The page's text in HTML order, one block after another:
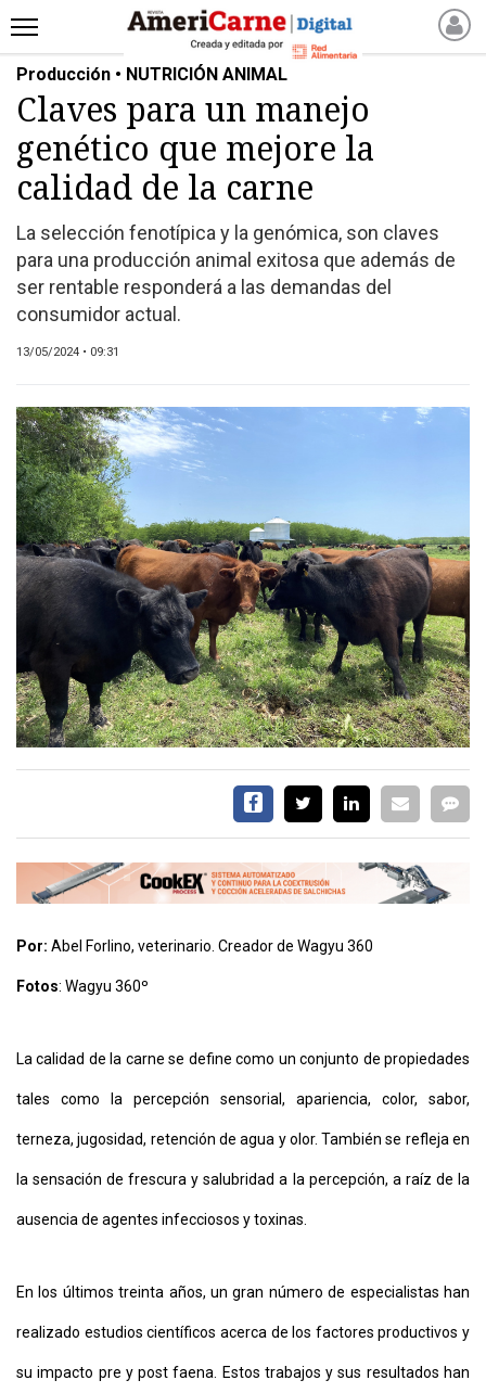
INICIO
NOTICIAS RECIENTES
NOTICIAS
ARTICULOS
PROCESO
PRODUCTO
NUEVOS PRODUCTOS
REVISTAS
CATÁLOGO DE CORTES
DE CARNE VACUNA
EVENTOS Y
CAPACITACIONES
DIRECTORIO
CALENDARIO
TEMAS DESTACADOS
CARNE
FRIGORIFICO
VACAS
CONCURSO
PREMIO
SERVICIOS
CONTÁCTENOS
TÉRMINOS
POLÍTICAS
SITIO
Producción • NUTRICIÓN ANIMAL
Claves para un manejo
genético que mejore la
calidad de la carne
La selección fenotípica y la genómica, son claves
para una producción animal exitosa que además de
ser rentable responderá a las demandas del
consumidor actual.
13/05/2024 • 09:31
Por: Abel Forlino, veterinario. Creador de Wagyu 360
Fotos: Wagyu 360º
La calidad de la carne se define como un conjunto de propiedades
tales como la percepción sensorial, apariencia, color, sabor,
terneza, jugosidad, retención de agua y olor. También se refleja en
la sensación de frescura y salubridad a la percepción, a raíz de la
ausencia de agentes infecciosos y toxinas.
En los últimos treinta años, un gran número de especialistas han
realizado estudios científicos acerca de los factores productivos y
su impacto pre y post faena. Estos trabajos y sus resultados han